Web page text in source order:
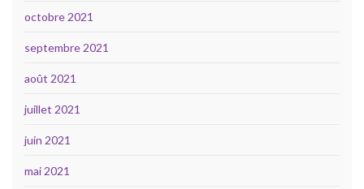
octobre 2021
septembre 2021
août 2021
juillet 2021
juin 2021
mai 2021